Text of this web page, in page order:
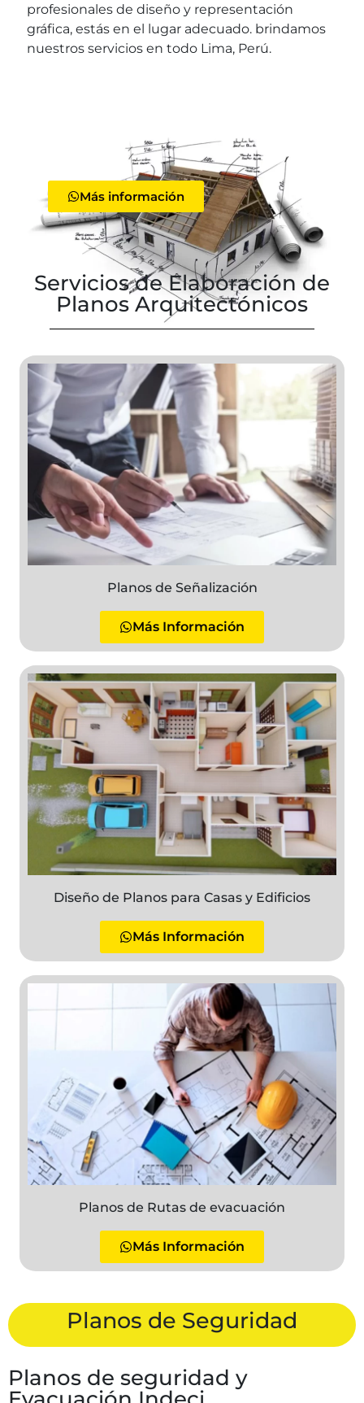
profesionales de diseño y representación
gráfica, estás en el lugar adecuado. brindamos
nuestros servicios en todo Lima, Perú.
Más información
Servicios de Elaboración de
Planos Arquitectónicos
Planos de Señalización
Más Información
Diseño de Planos para Casas y Edificios
Más Información
Planos de Rutas de evacuación
Más Información
Planos de Seguridad
Planos de seguridad y